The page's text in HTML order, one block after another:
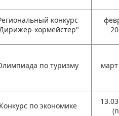
конкурс
хормейстер"
по туризму
по экономике